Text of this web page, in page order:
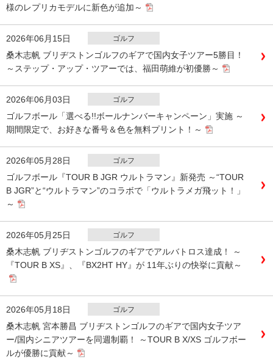
様のレプリカモデルに新色が追加～
2026年06月15日 ゴルフ
桑木志帆 ブリヂストンゴルフのギアで国内女子ツアー5勝目！
～ステップ・アップ・ツアーでは、福田萌維が初優勝～
2026年06月03日 ゴルフ
ゴルフボール「選べる!!ボールナンバーキャンペーン」実施 ～
期間限定で、お好きな番号＆色を無料プリント！～
2026年05月28日 ゴルフ
ゴルフボール『TOUR B JGR ウルトラマン』新発売 ～“TOUR
B JGR”と“ウルトラマン”のコラボで「ウルトラメガ飛ット！」
～
2026年05月25日 ゴルフ
桑木志帆 ブリヂストンゴルフのギアでアルバトロス達成！ ～
『TOUR B XS』、『BX2HT HY』が 11年ぶりの快挙に貢献～
2026年05月18日 ゴルフ
桑木志帆 宮本勝昌 ブリヂストンゴルフのギアで国内女子ツア
ー/国内シニアツアーを同週制覇！ ～TOUR B X/XS ゴルフボー
ルが優勝に貢献～